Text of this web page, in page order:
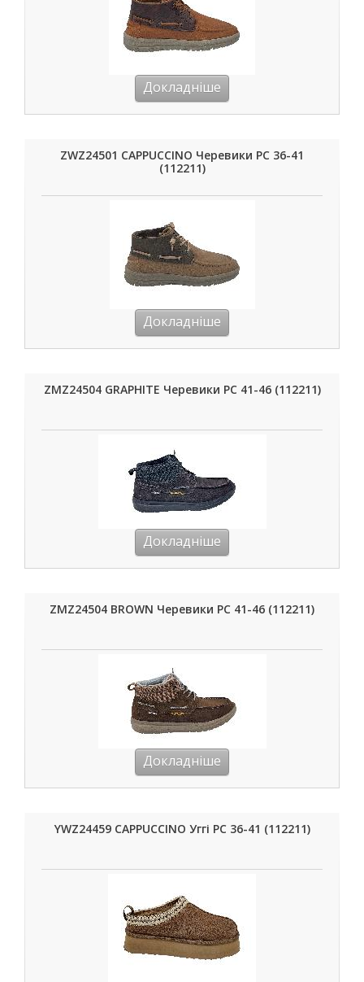
Докладніше
ZWZ24501 CAPPUCCINO Черевики РС 36-41
(112211)
Докладніше
ZMZ24504 GRAPHITE Черевики РС 41-46 (112211)
Докладніше
ZMZ24504 BROWN Черевики РС 41-46 (112211)
Докладніше
YWZ24459 CAPPUCCINO Уггі РС 36-41 (112211)